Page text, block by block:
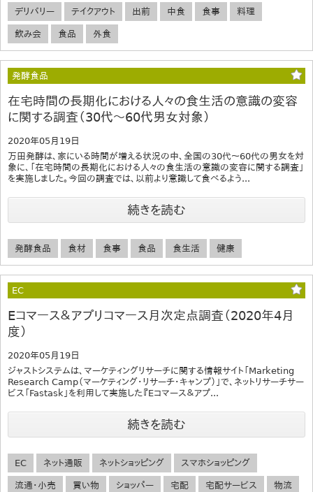
デリバリー テイクアウト 出前 中食 食事 料理
飲み会 食品 外食
発酵食品
在宅時間の長期化における人々の食生活の意識の変容
に関する調査（30代～60代男女対象）
2020年05月19日
万田発酵は、家にいる時間が増える状況の中、全国の30代～60代の男女を対
象に、「在宅時間の長期化における人々の食生活の意識の変容に関する調査」
を実施しました。今回の調査では、以前より意識して食べるよう...
続きを読む
発酵食品 食材 食事 食品 食生活 健康
EC
Eコマース＆アプリコマース月次定点調査（2020年4月
度）
2020年05月19日
ジャストシステムは、マーケティングリサーチに関する情報サイト「Marketing
Research Camp（マーケティング・リサーチ・キャンプ）」で、ネットリサーチサー
ビス「Fastask」を利用して実施した『Eコマース＆アプ...
続きを読む
EC ネット通販 ネットショッピング スマホショッピング
流通・小売 買い物 ショッパー 宅配 宅配サービス 物流